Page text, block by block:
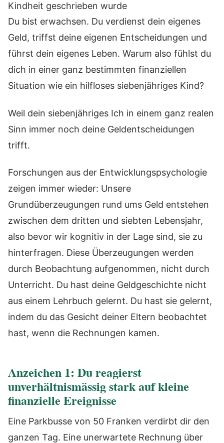
Kindheit geschrieben wurde
Du bist erwachsen. Du verdienst dein eigenes
Geld, triffst deine eigenen Entscheidungen und
führst dein eigenes Leben. Warum also fühlst du
dich in einer ganz bestimmten finanziellen
Situation wie ein hilfloses siebenjähriges Kind?
Weil dein siebenjähriges Ich in einem ganz realen
Sinn immer noch deine Geldentscheidungen
trifft.
Forschungen aus der Entwicklungspsychologie
zeigen immer wieder: Unsere
Grundüberzeugungen rund ums Geld entstehen
zwischen dem dritten und siebten Lebensjahr,
also bevor wir kognitiv in der Lage sind, sie zu
hinterfragen. Diese Überzeugungen werden
durch Beobachtung aufgenommen, nicht durch
Unterricht. Du hast deine Geldgeschichte nicht
aus einem Lehrbuch gelernt. Du hast sie gelernt,
indem du das Gesicht deiner Eltern beobachtet
hast, wenn die Rechnungen kamen.
Anzeichen 1: Du reagierst
unverhältnismässig stark auf kleine
finanzielle Ereignisse
Eine Parkbusse von 50 Franken verdirbt dir den
ganzen Tag. Eine unerwartete Rechnung über